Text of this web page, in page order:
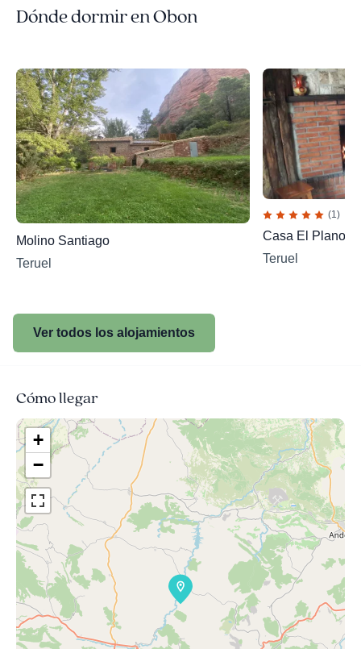
Dónde dormir en Obon
Molino Santiago
Teruel
(1)
Casa El Plano
Teruel
Ver todos los alojamientos
Cómo llegar
+
−